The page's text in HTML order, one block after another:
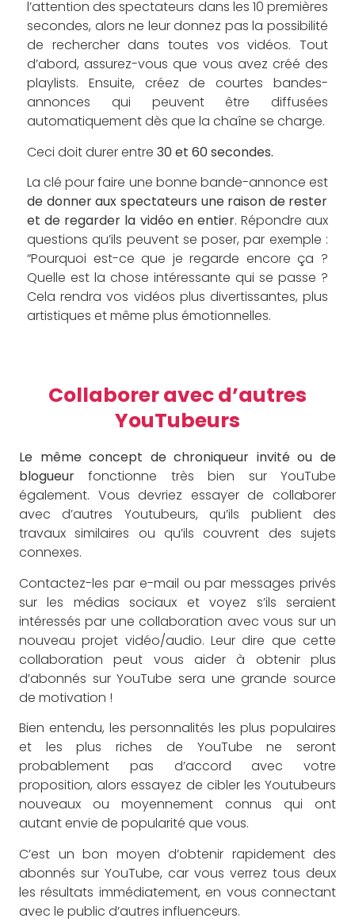
l’attention des spectateurs dans les 10 premières
secondes, alors ne leur donnez pas la possibilité
de rechercher dans toutes vos vidéos. Tout
d’abord, assurez-vous que vous avez créé des
playlists. Ensuite, créez de courtes bandes-
annonces qui peuvent être diffusées
automatiquement dès que la chaîne se charge.
Ceci doit durer entre 30 et 60 secondes.
La clé pour faire une bonne bande-annonce est
de donner aux spectateurs une raison de rester
et de regarder la vidéo en entier. Répondre aux
questions qu’ils peuvent se poser, par exemple :
“Pourquoi est-ce que je regarde encore ça ?
Quelle est la chose intéressante qui se passe ?
Cela rendra vos vidéos plus divertissantes, plus
artistiques et même plus émotionnelles.
Collaborer avec d’autres
YouTubeurs
Le même concept de chroniqueur invité ou de
blogueur fonctionne très bien sur YouTube
également. Vous devriez essayer de collaborer
avec d’autres Youtubeurs, qu’ils publient des
travaux similaires ou qu’ils couvrent des sujets
connexes.
Contactez-les par e-mail ou par messages privés
sur les médias sociaux et voyez s’ils seraient
intéressés par une collaboration avec vous sur un
nouveau projet vidéo/audio. Leur dire que cette
collaboration peut vous aider à obtenir plus
d’abonnés sur YouTube sera une grande source
de motivation !
Bien entendu, les personnalités les plus populaires
et les plus riches de YouTube ne seront
probablement pas d’accord avec votre
proposition, alors essayez de cibler les Youtubeurs
nouveaux ou moyennement connus qui ont
autant envie de popularité que vous.
C’est un bon moyen d’obtenir rapidement des
abonnés sur YouTube, car vous verrez tous deux
les résultats immédiatement, en vous connectant
avec le public d’autres influenceurs.